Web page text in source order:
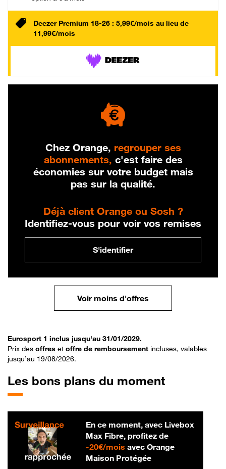
Deezer Premium 18-26 : 5,99€/mois au lieu de
11,99€/mois
Chez Orange, regrouper ses
abonnements, c'est faire des
économies sur votre budget mais
pas sur la qualité.
Déjà client Orange ou Sosh ?
Identifiez-vous pour voir vos remises
S'identifier
Voir moins d'offres
Eurosport 1 inclus jusqu'au 31/01/2029.
Prix des offres et offre de remboursement incluses, valables
jusqu’au 19/08/2026.
Les bons plans du moment
En ce moment, avec Livebox
Max Fibre, profitez de
-20€/mois20 € par mois
avec Orange
Maison Protégée